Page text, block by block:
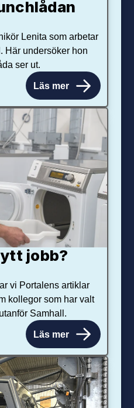
Lenita som arbetar
Här undersöker hon
ser ut.
Läs mer
jobb?
vi Portalens artiklar
kollegor som har valt
Samhall.
Läs mer